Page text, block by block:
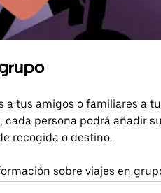
a tus amigos o familiares a tu
cada persona podrá añadir su
recogida o destino.
sobre viajes en